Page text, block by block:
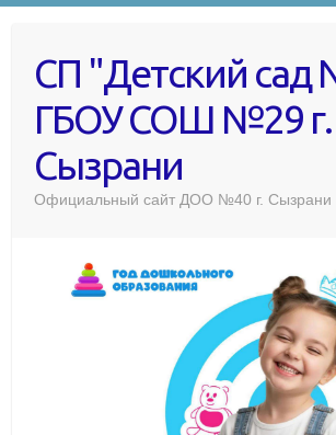
СП "Детский сад
ГБОУ СОШ №29 г.
Сызрани
Официальный сайт ДОО №40 г. Сызрани